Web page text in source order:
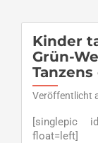
Kinder
Grün-
Tanzens
Veröffentlicht
[singlepic
float=left]